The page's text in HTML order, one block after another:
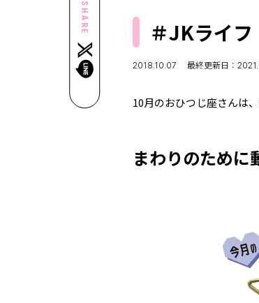
SHARE ＃JKライ
2018.10.07 最終更新日：
10月のおひつじ座さんは
まわりのために